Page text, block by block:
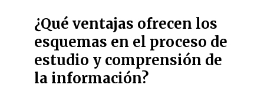
¿Qué ventajas ofrecen los
esquemas en el proceso de
estudio y comprensión de
la información?